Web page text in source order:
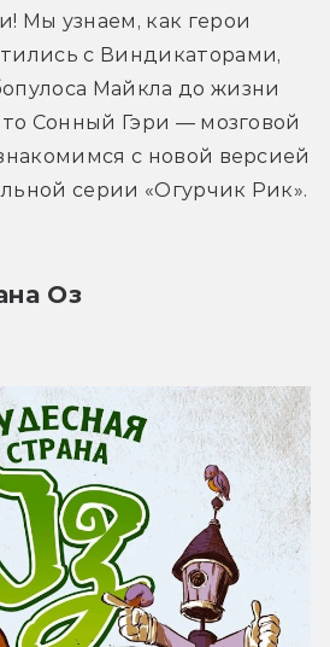
Мы узнаем, как герои
с Виндикаторами,
Майкла до жизни
Сонный Гэри — мозговой
с новой версией
серии «Огурчик Рик».
Оз